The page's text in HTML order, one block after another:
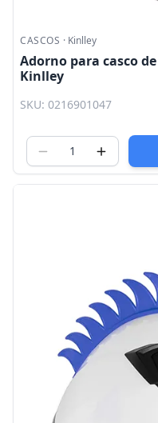
CASCOS · Kinlley
Adorno para casco
Kinlley
SKU: 0216901047